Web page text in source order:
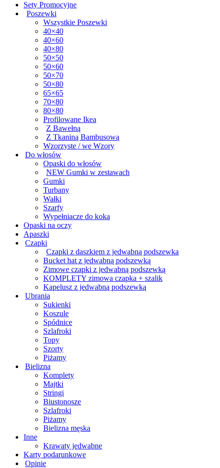
Sety Promocyjne
Poszewki
Wszystkie Poszewki
40×40
40×60
40×80
50×50
50×60
50×70
50×80
65×65
70×80
80×80
Profilowane Ikea
Z Bawełną
Z Tkaniną Bambusową
Wzorzyste / we Wzory
Do włosów
Opaski do włosów
NEW Gumki w zestawach
Gumki
Turbany
Wałki
Szarfy
Wypełniacze do koka
Opaski na oczy
Apaszki
Czapki
Czapki z daszkiem z jedwabną podszewka
Bucket hat z jedwabną podszewką
Zimowe czapki z jedwabną podszewką
KOMPLETY zimowa czapka + szalik
Kapelusz z jedwabną podszewką
Ubrania
Sukienki
Koszule
Spódnice
Szlafroki
Topy
Szorty
Piżamy
Bielizna
Komplety
Majtki
Stringi
Biustonosze
Szlafroki
Piżamy
Bielizna męska
Inne
Krawaty jedwabne
Karty podarunkowe
Opinie